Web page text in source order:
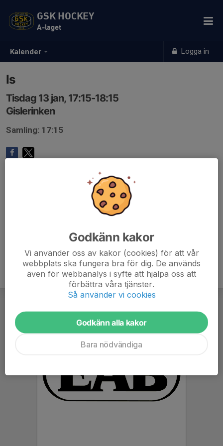
Kalender Logga in
GSK HOCKEY
A-laget
Is
Tisdag 13 jan, 17:15-18:15
Gislerinken
Samling: 17:15
Godkänn kakor
Vi använder oss av kakor (cookies) för att vår
webbplats ska fungera bra för dig. De används
även för webbanalys i syfte att hjälpa oss att
förbättra våra tjänster.
Så använder vi cookies
Godkänn alla kakor
Bara nödvändiga